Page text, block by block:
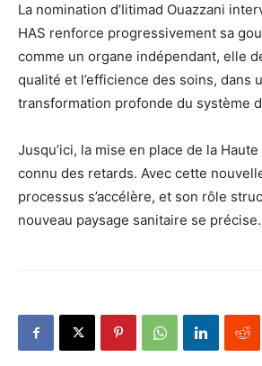
La nomination d’Iitimad Ouazzani
HAS renforce progressivement sa
comme un organe indépendant, elle
qualité et l’efficience des soins, dans
transformation profonde du système
Jusqu’ici, la mise en place de la
connu des retards. Avec cette
processus s’accélère, et son rôle
nouveau paysage sanitaire se précise.